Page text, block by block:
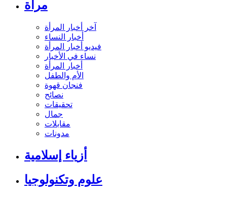
مرأة
آخر أخبار المرأة
أخبار النساء
فيديو أخبار المرأة
نساء في الأخبار
أخبار المرأة
الأم والطفل
فنجان قهوة
نصائح
تحقيقات
جمال
مقابلات
مدونات
أزياء إسلامية
علوم وتكنولوجيا